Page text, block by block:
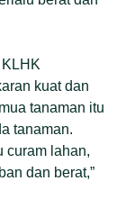
kuat dan
tanaman itu
tanaman.
curam lahan,
dan berat,”